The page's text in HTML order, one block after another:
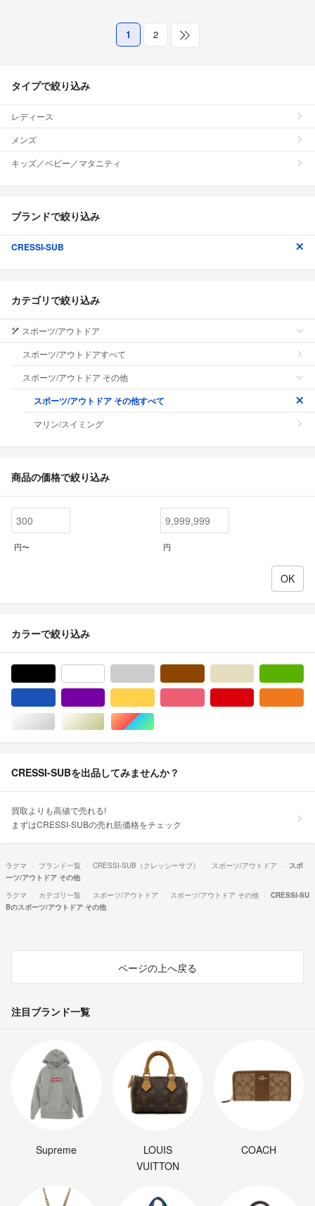
1 2
タイプで絞り込み
レディース
メンズ
キッズ／ベビー／マタニティ
ブランドで絞り込み
CRESSI-SUB
カテゴリで絞り込み
スポーツ/アウトドア
スポーツ/アウトドアすべて
スポーツ/アウトドア その他
スポーツ/アウトドア その他すべて
マリン/スイミング
商品の価格で絞り込み
円〜 円
カラーで絞り込み
シルバー/銀色系ゴールド/金色系マルチカラー
CRESSI-SUBを出品してみませんか？
買取よりも高値で売れる!
まずはCRESSI-SUBの売れ筋価格をチェック
ラクマ ブランド一覧 CRESSI-SUB（クレッシーサブ） スポーツ/アウトドア
スポ
ーツ/アウトドア その他
ラクマ
カテゴリ一覧 スポーツ/アウトドア スポーツ/アウトドア その他
CRESSI-SU
Bのスポーツ/アウトドア その他
ページの上へ戻る
注目ブランド一覧
Supreme
LOUIS
VUITTON
COACH